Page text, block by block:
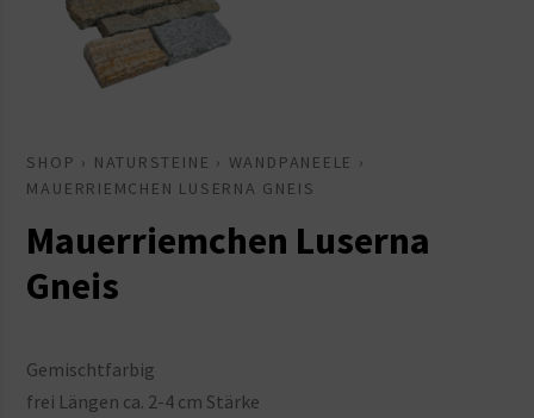
SHOP › NATURSTEINE › WANDPANEELE ›
MAUERRIEMCHEN LUSERNA GNEIS
Mauerriemchen Luserna
Gneis
Gemischtfarbig
frei Längen ca. 2-4 cm Stärke